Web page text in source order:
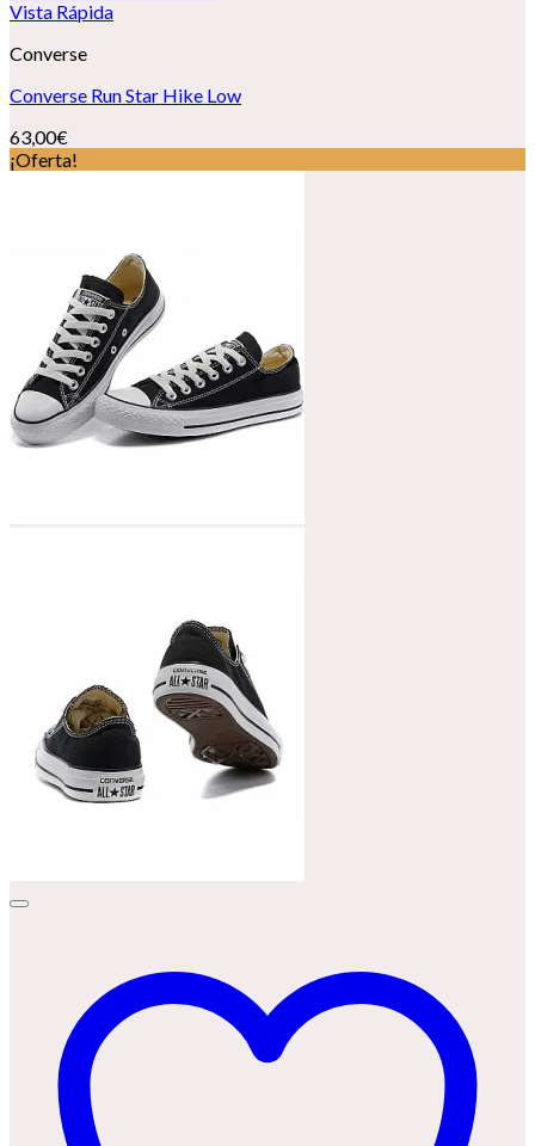
Vista Rápida
Converse
Converse Run Star Hike Low
63,00€
¡Oferta!